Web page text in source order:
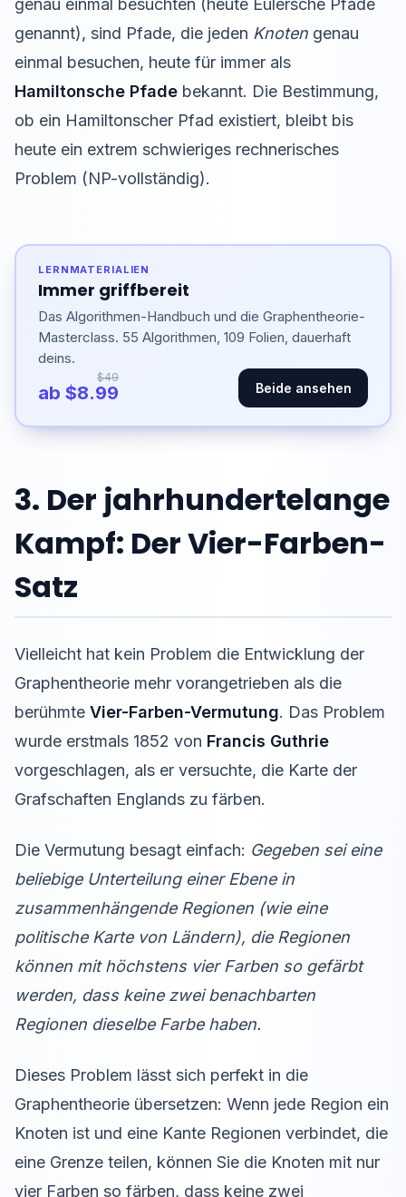
genau einmal besuchten (heute Eulersche Pfade
genannt), sind Pfade, die jeden Knoten genau
einmal besuchen, heute für immer als
Hamiltonsche Pfade bekannt. Die Bestimmung,
ob ein Hamiltonscher Pfad existiert, bleibt bis
heute ein extrem schwieriges rechnerisches
Problem (NP-vollständig).
LERNMATERIALIEN
Immer griffbereit
Das Algorithmen-Handbuch und die Graphentheorie-
Masterclass. 55 Algorithmen, 109 Folien, dauerhaft
deins.
$49
ab $8.99 Beide ansehen
3. Der jahrhundertelange
Kampf: Der Vier-Farben-
Satz
Vielleicht hat kein Problem die Entwicklung der
Graphentheorie mehr vorangetrieben als die
berühmte Vier-Farben-Vermutung. Das Problem
wurde erstmals 1852 von Francis Guthrie
vorgeschlagen, als er versuchte, die Karte der
Grafschaften Englands zu färben.
Die Vermutung besagt einfach: Gegeben sei eine
beliebige Unterteilung einer Ebene in
zusammenhängende Regionen (wie eine
politische Karte von Ländern), die Regionen
können mit höchstens vier Farben so gefärbt
werden, dass keine zwei benachbarten
Regionen dieselbe Farbe haben.
Dieses Problem lässt sich perfekt in die
Graphentheorie übersetzen: Wenn jede Region ein
Knoten ist und eine Kante Regionen verbindet, die
eine Grenze teilen, können Sie die Knoten mit nur
vier Farben so färben, dass keine zwei